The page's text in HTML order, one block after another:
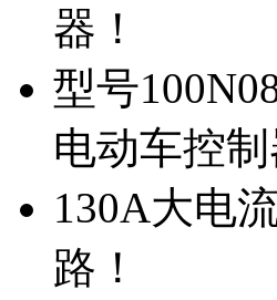
器！
型号
电动车控制
130A大电
路！